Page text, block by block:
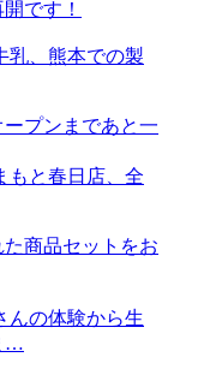
乳、熊本での製
もと春日店、全
んの体験から生
…